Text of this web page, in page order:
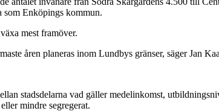
som Enköpings kommun.
mest framöver.
åren planeras inom Lundbys gränser, säger Jan
stadsdelarna vad gäller medelinkomst,
mindre segregerat.